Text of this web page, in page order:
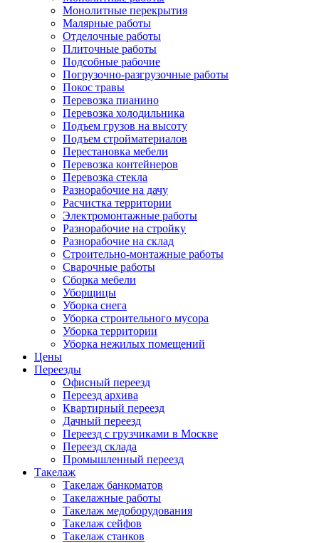
Монолитные перекрытия
Малярные работы
Отделочные работы
Плиточные работы
Подсобные рабочие
Погрузочно-разгрузочные работы
Покос травы
Перевозка пианино
Перевозка холодильника
Подъем грузов на высоту
Подъем стройматериалов
Перестановка мебели
Перевозка контейнеров
Перевозка стекла
Разнорабочие на дачу
Расчистка территории
Электромонтажные работы
Разнорабочие на стройку
Разнорабочие на склад
Строительно-монтажные работы
Сварочные работы
Сборка мебели
Уборщицы
Уборка снега
Уборка строительного мусора
Уборка территории
Уборка нежилых помещений
Цены
Переезды
Офисный переезд
Переезд архива
Квартирный переезд
Дачный переезд
Переезд с грузчиками в Москве
Переезд склада
Промышленный переезд
Такелаж
Такелаж банкоматов
Такелажные работы
Такелаж медоборудования
Такелаж сейфов
Такелаж станков